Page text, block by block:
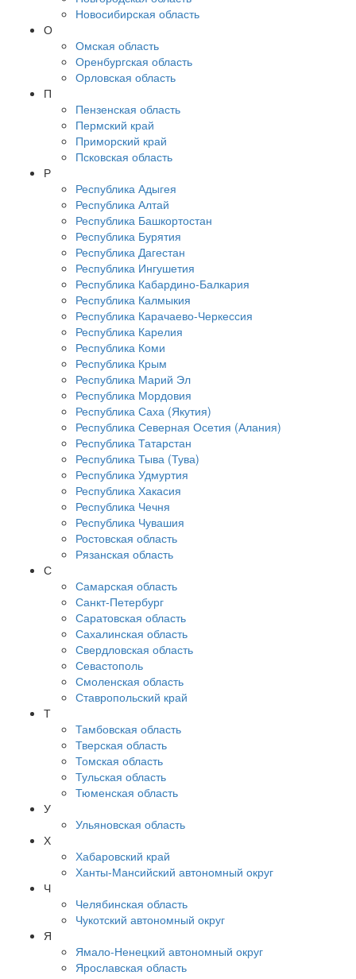
Новосибирская область
О
Омская область
Оренбургская область
Орловская область
П
Пензенская область
Пермский край
Приморский край
Псковская область
Р
Республика Адыгея
Республика Алтай
Республика Башкортостан
Республика Бурятия
Республика Дагестан
Республика Ингушетия
Республика Кабардино-Балкария
Республика Калмыкия
Республика Карачаево-Черкессия
Республика Карелия
Республика Коми
Республика Крым
Республика Марий Эл
Республика Мордовия
Республика Саха (Якутия)
Республика Северная Осетия (Алания)
Республика Татарстан
Республика Тыва (Тува)
Республика Удмуртия
Республика Хакасия
Республика Чечня
Республика Чувашия
Ростовская область
Рязанская область
С
Самарская область
Санкт-Петербург
Саратовская область
Сахалинская область
Свердловская область
Севастополь
Смоленская область
Ставропольский край
Т
Тамбовская область
Тверская область
Томская область
Тульская область
Тюменская область
У
Ульяновская область
Х
Хабаровский край
Ханты-Мансийский автономный округ
Ч
Челябинская область
Чукотский автономный округ
Я
Ямало-Ненецкий автономный округ
Ярославская область